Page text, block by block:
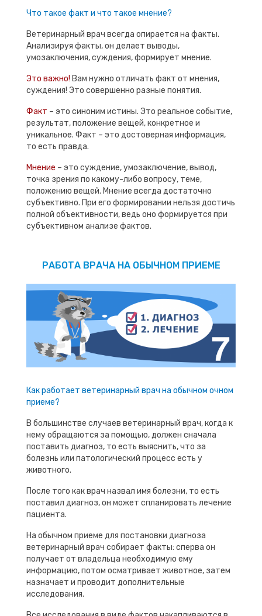
Что такое факт и что такое мнение?
Ветеринарный врач всегда опирается на факты.
Анализируя факты, он делает выводы,
умозаключения, суждения, формирует мнение.
Это важно! Вам нужно отличать факт от мнения,
суждения! Это совершенно разные понятия.
Факт – это синоним истины. Это реальное событие,
результат, положение вещей, конкретное и
уникальное. Факт – это достоверная информация,
то есть правда.
Мнение – это суждение, умозаключение, вывод,
точка зрения по какому-либо вопросу, теме,
положению вещей. Мнение всегда достаточно
субъективно. При его формировании нельзя достичь
полной объективности, ведь оно формируется при
субъективном анализе фактов.
РАБОТА ВРАЧА НА ОБЫЧНОМ ПРИЕМЕ
Как работает ветеринарный врач на обычном очном
приеме?
В большинстве случаев ветеринарный врач, когда к
нему обращаются за помощью, должен сначала
поставить диагноз, то есть выяснить, что за
болезнь или патологический процесс есть у
животного.
После того как врач назвал имя болезни, то есть
поставил диагноз, он может спланировать лечение
пациента.
На обычном приеме для постановки диагноза
ветеринарный врач собирает факты: сперва он
получает от владельца необходимую ему
информацию, потом осматривает животное, затем
назначает и проводит дополнительные
исследования.